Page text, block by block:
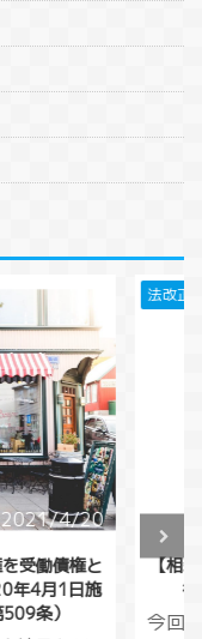
2021/4/20
受働債権と
年4月1日施
条）
法改正
【相
今回